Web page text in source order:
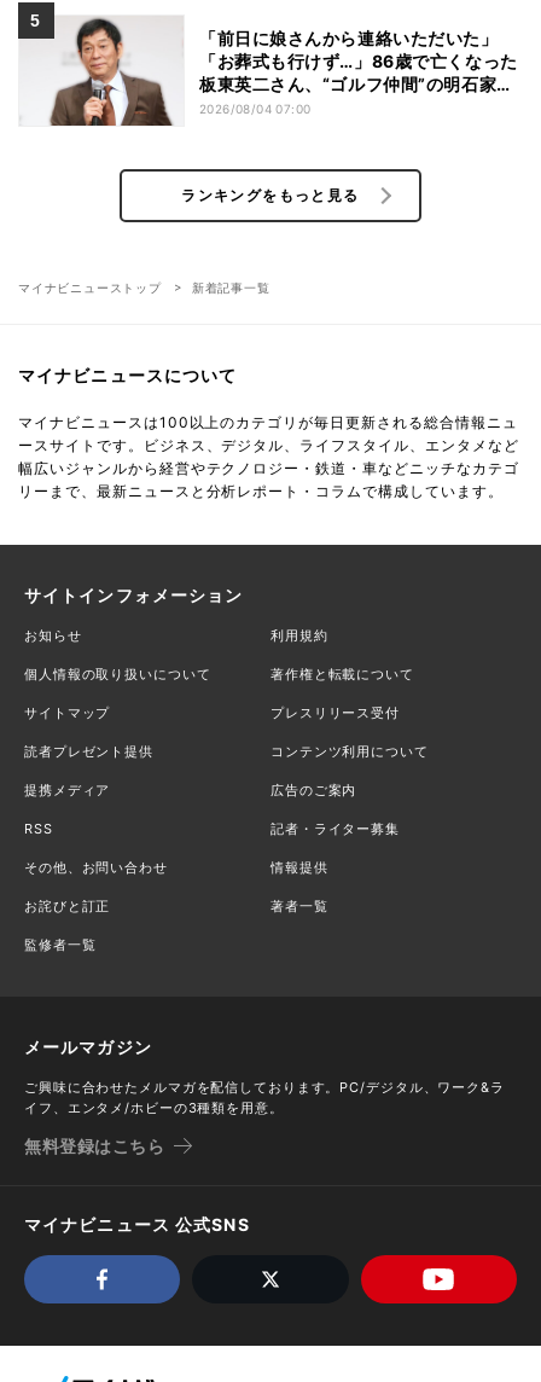
「前日に娘さんから連絡いただいた」
「お葬式も行けず…」86歳で亡くなった
板東英二さん、“ゴルフ仲間”の明石家さ
んまが追悼 村上ショージは「既読にも
2026/08/04 07:00
ランキングをもっと見る
マイナビニューストップ 新着記事一覧
マイナビニュースについて
マイナビニュースは100以上のカテゴリが毎日更新される総合情報ニュ
ースサイトです。ビジネス、デジタル、ライフスタイル、エンタメなど
幅広いジャンルから経営やテクノロジー・鉄道・車などニッチなカテゴ
リーまで、最新ニュースと分析レポート・コラムで構成しています。
サイトインフォメーション
お知らせ 利用規約
個人情報の取り扱いについて 著作権と転載について
サイトマップ プレスリリース受付
読者プレゼント提供 コンテンツ利用について
提携メディア 広告のご案内
RSS 記者・ライター募集
その他、お問い合わせ 情報提供
お詫びと訂正 著者一覧
監修者一覧
メールマガジン
ご興味に合わせたメルマガを配信しております。PC/デジタル、ワーク&ラ
イフ、エンタメ/ホビーの3種類を用意。
無料登録はこちら
マイナビニュース 公式SNS